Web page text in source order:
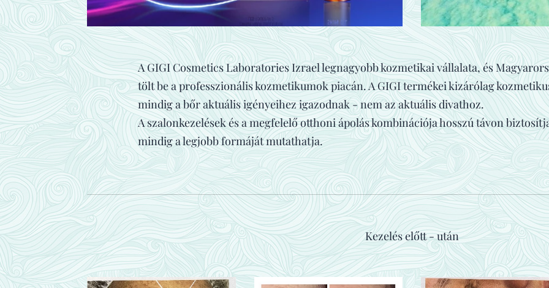
A GIGI Cosmetics Laboratories Izrael legnagyobb kozmetikai vállalata, és
tölt be a professzionális kozmetikumok piacán. A GIGI termékei kizárólag
mindig a bőr aktuális igényeihez igazodnak - nem az aktuális divathoz.
A szalonkezelések és a megfelelő otthoni ápolás kombinációja hosszú távon
mindig a legjobb formáját mutathatja.
Kezelés előtt - után